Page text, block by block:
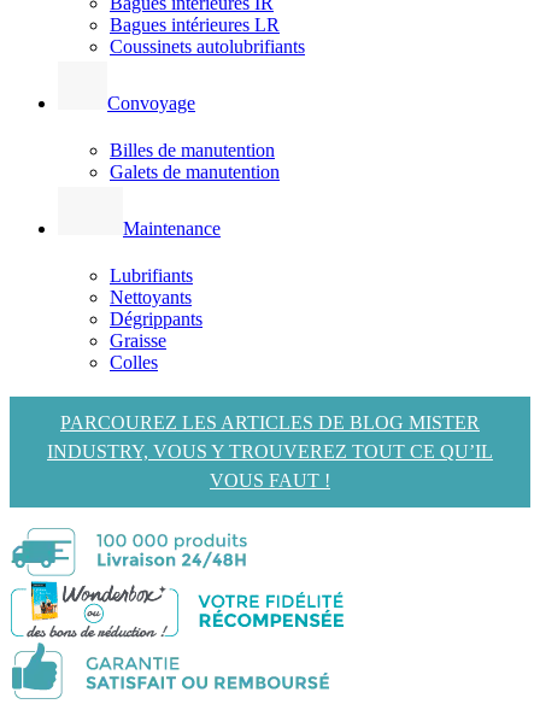
Bagues intérieures LR
Coussinets autolubrifiants
Convoyage
Billes de manutention
Galets de manutention
Maintenance
Lubrifiants
Nettoyants
Dégrippants
Graisse
Colles
PARCOUREZ LES ARTICLES DE BLOG MISTER
INDUSTRY, VOUS Y TROUVEREZ TOUT CE QU’IL
VOUS FAUT !